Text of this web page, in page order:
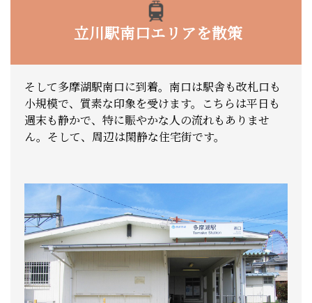
立川駅南口エリアを散策
そして多摩湖駅南口に到着。南口は駅舎も改札口も
小規模で、質素な印象を受けます。こちらは平日も
週末も静かで、特に賑やかな人の流れもありませ
ん。そして、周辺は閑静な住宅街です。